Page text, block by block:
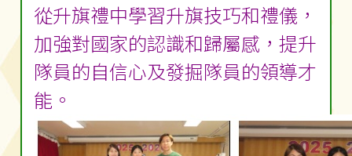
從升旗禮中學習升旗技巧和禮儀，
加強對國家的認識和歸屬感，提升
隊員的自信心及發掘隊員的領導才
能。